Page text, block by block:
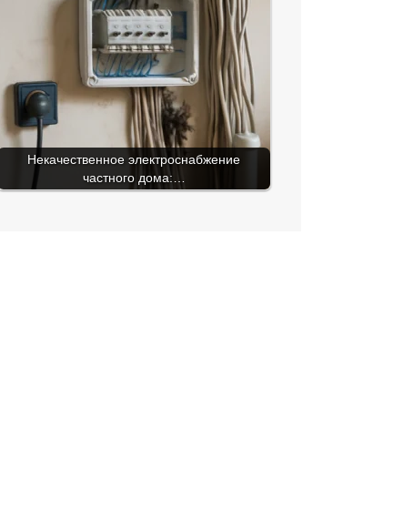
Некачественное электроснабжение
частного дома:…